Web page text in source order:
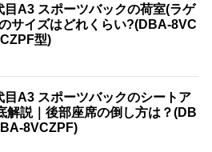
目A3 スポーツバックの荷室(ラゲ
サイズはどれくらい?(DBA-8VC
型)
目A3 スポーツバックのシートア
解説｜後部座席の倒し方は？(DB
8VCZPF)